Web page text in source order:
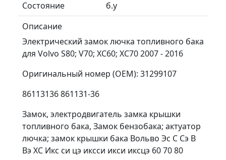
Состояние
б.у
Описание
Электрический замок лючка топливного бака
для Volvo S80; V70; XC60; XC70 2007 - 2016
Оригинальный номер (OEM): 31299107
86113136 861131-36
Замок, электродвигатель замка крышки
топливного бака, Замок бензобака; актуатор
лючка; замок крышки бака Вольво Эс С Сэ В
Вэ ХС Икс си цэ иксси икси иксцэ 60 70 80